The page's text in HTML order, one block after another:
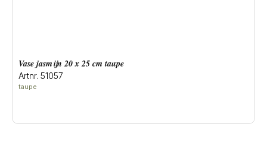
vase jasmijn 20 x 25 cm taupe
Artnr. 51057
taupe